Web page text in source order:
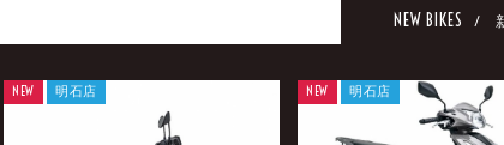
NEW BIKES /
NEW 明石店 NEW 明石店